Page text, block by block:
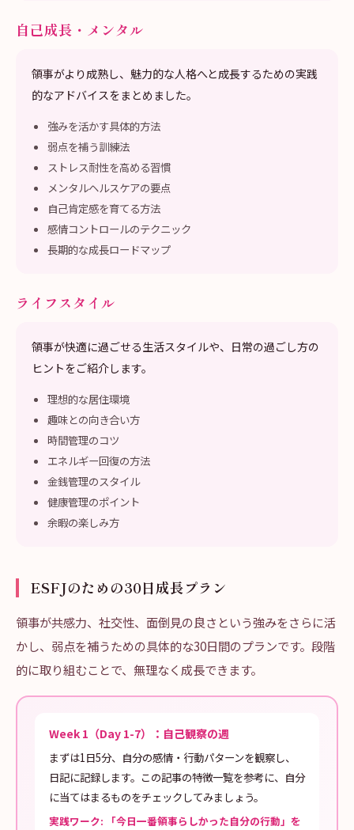
自己成長・メンタル
領事がより成熟し、魅力的な人格へと成長するための実践
的なアドバイスをまとめました。
強みを活かす具体的方法
弱点を補う訓練法
ストレス耐性を高める習慣
メンタルヘルスケアの要点
自己肯定感を育てる方法
感情コントロールのテクニック
長期的な成長ロードマップ
ライフスタイル
領事が快適に過ごせる生活スタイルや、日常の過ごし方の
ヒントをご紹介します。
理想的な居住環境
趣味との向き合い方
時間管理のコツ
エネルギー回復の方法
金銭管理のスタイル
健康管理のポイント
余暇の楽しみ方
ESFJのための30日成長プラン
領事が共感力、社交性、面倒見の良さという強みをさらに活
かし、弱点を補うための具体的な30日間のプランです。段階
的に取り組むことで、無理なく成長できます。
Week 1（Day 1-7）：自己観察の週
まずは1日5分、自分の感情・行動パターンを観察し、
日記に記録します。この記事の特徴一覧を参考に、自分
に当てはまるものをチェックしてみましょう。
実践ワーク: 「今日一番領事らしかった自分の行動」を